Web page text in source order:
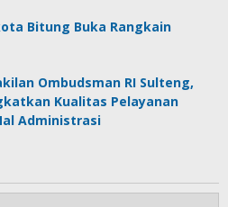
Bitung Buka Rangkain
Ombudsman RI Sulteng,
Kualitas Pelayanan
Administrasi